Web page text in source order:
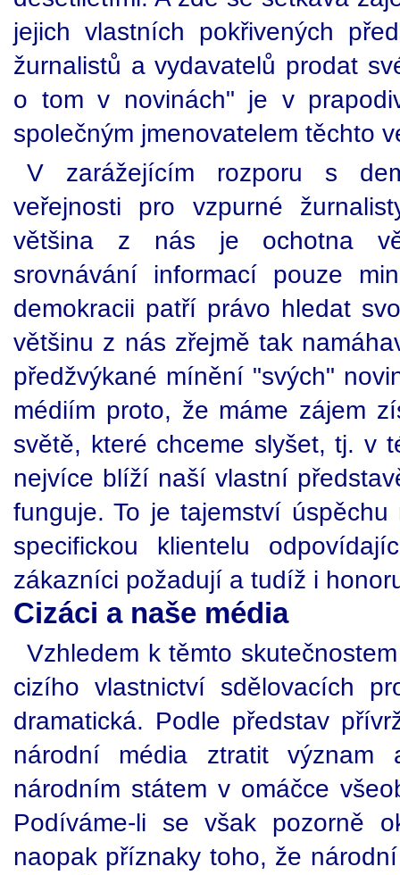
jejich vlastních pokřivených
žurnalistů a vydavatelů prodat
o tom v novinách" je v
společným jmenovatelem těchto
V zarážejícím rozporu s
veřejnosti pro vzpurné
většina z nás je ochotna
srovnávání informací pouze
demokracii patří právo hledat
většinu z nás zřejmě tak
předžvýkané mínění "svých"
médiím proto, že máme zájem
světě, které chceme slyšet, tj. v
nejvíce blíží naší vlastní
funguje. To je tajemství
specifickou klientelu
zákazníci požadují a tudíž i
Cizáci a naše média
Vzhledem k těmto
cizího vlastnictví sdělovacích
dramatická. Podle představ
národní média ztratit
národním státem v omáčce
Podíváme-li se však pozorně
naopak příznaky toho, že